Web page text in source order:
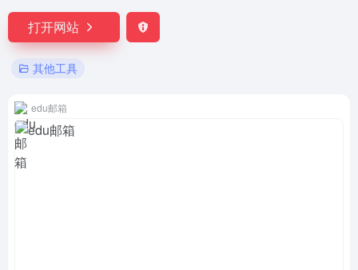
打开网站
其他工具
edu邮箱